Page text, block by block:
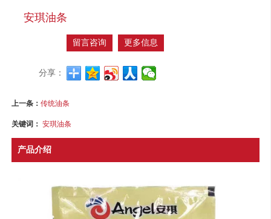
安琪油条
留言咨询 更多信息
分享：
上一条：传统油条
关键词：安琪油条
产品介绍